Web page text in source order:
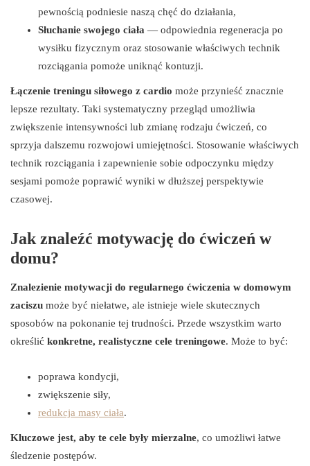
pewnością podniesie naszą chęć do działania,
Słuchanie swojego ciała — odpowiednia regeneracja po
wysiłku fizycznym oraz stosowanie właściwych technik
rozciągania pomoże uniknąć kontuzji.
Łączenie treningu siłowego z cardio może przynieść znacznie
lepsze rezultaty. Taki systematyczny przegląd umożliwia
zwiększenie intensywności lub zmianę rodzaju ćwiczeń, co
sprzyja dalszemu rozwojowi umiejętności. Stosowanie właściwych
technik rozciągania i zapewnienie sobie odpoczynku między
sesjami pomoże poprawić wyniki w dłuższej perspektywie
czasowej.
Jak znaleźć motywację do ćwiczeń w
domu?
Znalezienie motywacji do regularnego ćwiczenia w domowym
zaciszu może być niełatwe, ale istnieje wiele skutecznych
sposobów na pokonanie tej trudności. Przede wszystkim warto
określić konkretne, realistyczne cele treningowe. Może to być:
poprawa kondycji,
zwiększenie siły,
redukcja masy ciała.
Kluczowe jest, aby te cele były mierzalne, co umożliwi łatwe
śledzenie postępów.